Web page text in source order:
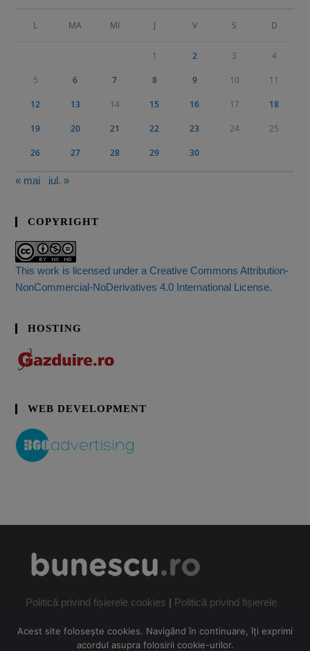
L MA MI J V S D
1 2 3 4
5 6 7 8 9 10 11
12 13 14 15 16 17 18
19 20 21 22 23 24 25
26 27 28 29 30
« mai iul. »
COPYRIGHT
This work is licensed under a Creative Commons Attribution-
NonCommercial-NoDerivatives 4.0 International License.
HOSTING
WEB DEVELOPMENT
Politică privind fișierele cookies | Politică privind fișierele
Acest site folosește cookies. Navigând în continuare, îți exprimi
acordul asupra folosirii cookie-urilor.